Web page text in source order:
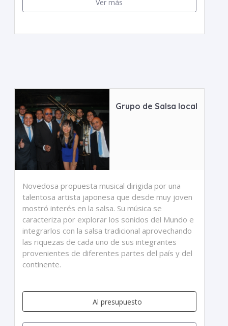
Ver más
Grupo de Salsa local
Novedosa propuesta musical dirigida por una
talentosa artista japonesa que desde muy joven
mostró interés en la salsa. Su música se
caracteriza por explorar los sonidos del Mundo e
integrarlos con la salsa tradicional aprovechando
las riquezas de cada uno de sus integrantes
provenientes de diferentes partes del país y del
continente.
Al presupuesto